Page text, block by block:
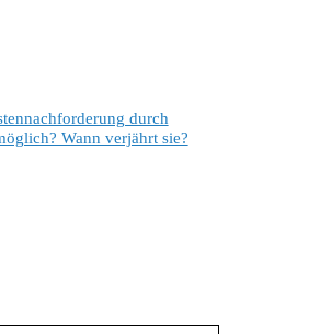
durch
Wann verjährt sie?